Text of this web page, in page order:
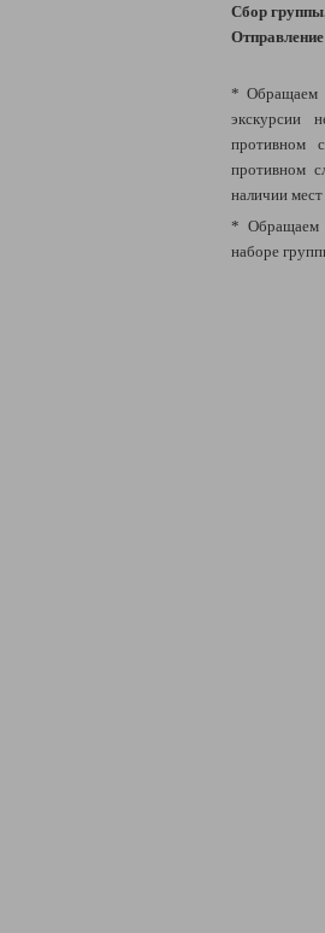
Сбор
* Обращаем
экскурсии
противном
противном
наличии
* Обращаем
наборе